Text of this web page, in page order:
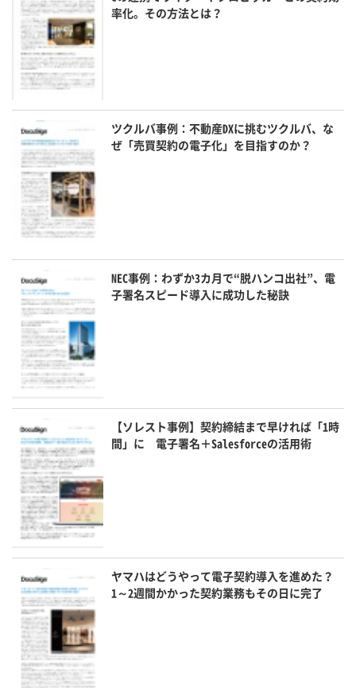
率化。その方法とは？
ツクルバ事例：不動産DXに挑むツクルバ、な
ぜ「売買契約の電子化」を目指すのか？
NEC事例：わずか3カ月で“脱ハンコ出社”、電
子署名スピード導入に成功した秘訣
【ソレスト事例】契約締結まで早ければ「1時
間」に 電子署名＋Salesforceの活用術
ヤマハはどうやって電子契約導入を進めた？
1～2週間かかった契約業務もその日に完了